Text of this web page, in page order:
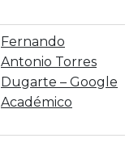
‪Fernando
Antonio Torres
Dugarte – ‪Google
Académico